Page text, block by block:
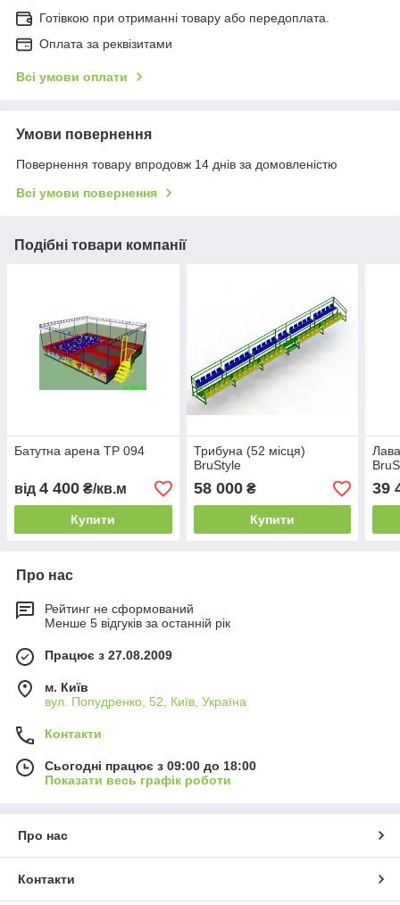
Готівкою при отриманні товару або передоплата.
Оплата за реквізитами
Всі умови оплати
Умови повернення
Повернення товару впродовж 14 днів за домовленістю
Всі умови повернення
Подібні товари компанії
Батутна арена ТР 094
від 4 400 ₴/кв.м
Купити
Трибуна (52 місця)
BruStyle
58 000₴
Купити
39
Про нас
Рейтинг не сформований
Менше 5 відгуків за останній рік
Працює з 27.08.2009
м. Київ
вул. Попудренко, 52, Київ, Україна
Контакти
Сьогодні працює з 09:00 до 18:00
Показати весь графік роботи
Про нас
Контакти